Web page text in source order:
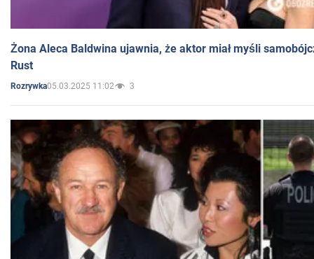
Żona Aleca Baldwina ujawnia, że aktor miał myśli
Rust
Rozrywka05.03.2025 11:02 3